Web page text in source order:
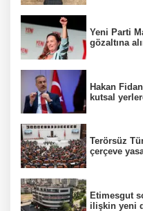
Yeni Parti
gözaltına
Hakan
kutsal
Terörsüz
çerçeve
Etimesgut
ilişkin yeni